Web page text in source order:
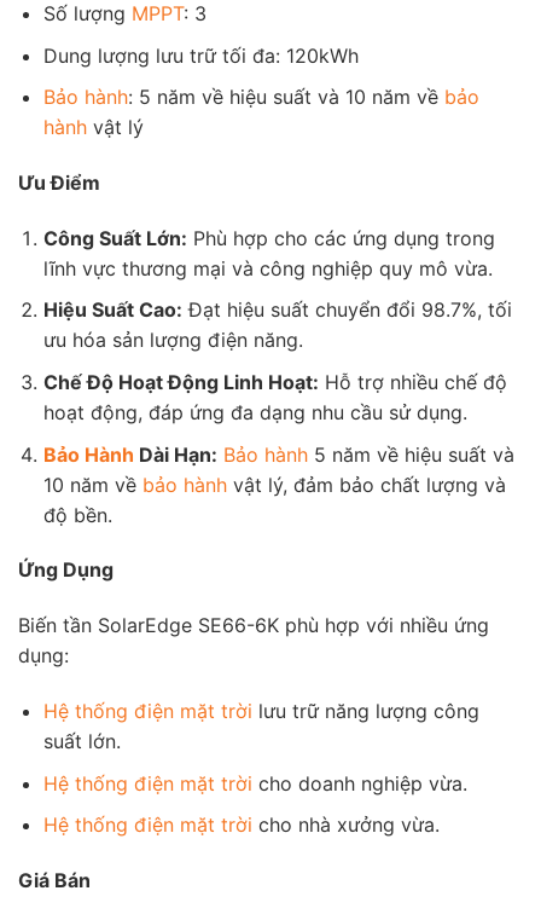
Số lượng MPPT: 3
Dung lượng lưu trữ tối đa: 120kWh
Bảo hành: 5 năm về hiệu suất và 10 năm về bảo
hànhvật lý
Ưu Điểm
Công Suất Lớn: Phù hợp cho các ứng dụng trong
lĩnh vực thương mại và công nghiệp quy mô vừa.
Hiệu Suất Cao: Đạt hiệu suất chuyển đổi 98.7%, tối
ưu hóa sản lượng điện năng.
Chế Độ Hoạt Động Linh Hoạt: Hỗ trợ nhiều chế độ
hoạt động, đáp ứng đa dạng nhu cầu sử dụng.
Bảo Hành Dài Hạn: Bảo hành5 năm về hiệu suất và
10 năm về bảo hànhvật lý, đảm bảo chất lượng và
độ bền.
Ứng Dụng
Biến tần SolarEdge SE66-6K phù hợp với nhiều ứng
dụng:
Hệ thống điện mặt trời lưu trữ năng lượng công
suất lớn.
Hệ thống điện mặt trời cho doanh nghiệp vừa.
Hệ thống điện mặt trời cho nhà xưởng vừa.
Giá Bán